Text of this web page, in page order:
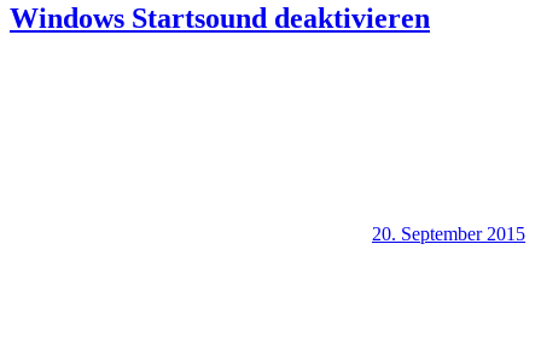
Windows Startsound deaktivieren
20. September 2015